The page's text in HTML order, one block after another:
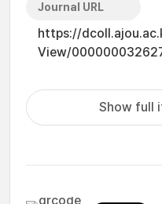
Journal URL
https://
View/
Show full